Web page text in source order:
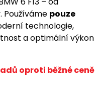
Používáme pouze
technologie,
a optimální výkon
oproti běžné ceně